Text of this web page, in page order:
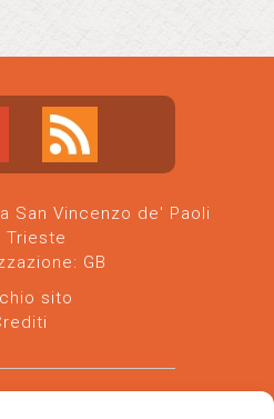
San Vincenzo de' Paoli
Trieste
GB
sito